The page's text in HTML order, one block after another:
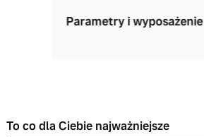
Parametry i wyposażenie
To co dla Ciebie najważniejsze